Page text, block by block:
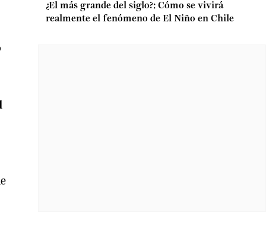
¿El más grande del siglo?: Cómo se vivirá
realmente el fenómeno de El Niño en Chile